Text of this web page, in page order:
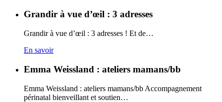
Grandir à vue d’œil : 3 adresses
Grandir à vue d’œil : 3 adresses ! Et de…
En savoir
Emma Weissland : ateliers mamans/bb
Emma Weissland : ateliers mamans/bb Accompagnement
périnatal bienveillant et soutien…